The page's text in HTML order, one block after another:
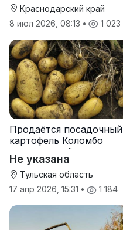
Краснодарский край
8 июл 2026, 08:13 • 1 023
Продаётся посадочный
картофель Коломбо
оптом от трёх тонн
Не указана
Тульская область
17 апр 2026, 15:31 • 1 184